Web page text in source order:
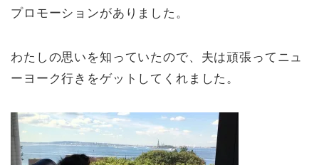
プロモーションがありました。
わたしの思いを知っていたので、夫は頑張ってニュ
ーヨーク行きをゲットしてくれました。